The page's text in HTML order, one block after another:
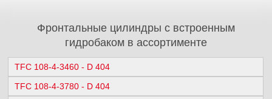
Фронтальные цилиндры с встроенным
гидробаком в ассортименте
TFC 108-4-3460 - D 404
TFC 108-4-3780 - D 404